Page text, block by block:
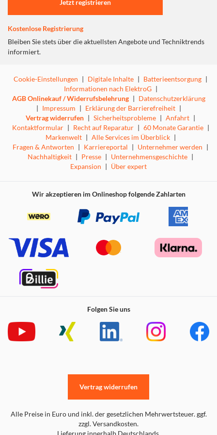
oder Sojadrinks geeignet. Das hochwertige Glasdesign
unterstreicht nicht nur seine Eleganz, sondern sorgt auch
für ein modernes, stilvolles Erscheinungsbild.
Dieser Milchaufschäumer ist ein Allrounder für warme
und kalte Milchgetränke. Mit fünf verschiedenen
Funktionen lassen sich heißer Milchschaum, warmer
Kakao oder kalte Spezialitäten wie Frappés im
Handumdrehen zubereiten. Besonders praktisch: Die
abnehmbare Glaskanne ermöglicht einen präzisen
Milchausguss, wie man ihn aus professionellen Cafés
kennt. Perfekt für Momente, in denen Sie Gäste
beeindrucken oder sich selbst verwöhnen möchten.
Jetzt registrieren
Kostenlose Registrierung
Bleiben Sie stets über die aktuellsten Angebote und Techniktrends
informiert.
Cookie-Einstellungen | Digitale Inhalte | Batterieentsorgung |
Informationen nach ElektroG |
AGB Onlinekauf / Widerrufsbelehrung | Datenschutzerklärung
| Impressum | Erklärung der Barrierefreiheit |
Vertrag widerrufen | Sicherheitsprobleme | Anfahrt |
Kontaktformular | Recht auf Reparatur | 60 Monate Garantie |
Markenwelt | Alle Services im Überblick |
Fragen & Antworten | Karriereportal | Unternehmer werden |
Nachhaltigkeit | Presse | Unternehmensgeschichte |
Expansion | Über expert
Wir akzeptieren im Onlineshop folgende Zahlarten
Folgen Sie uns
Alle Preise in Euro und inkl. der gesetzlichen Mehrwertsteuer. ggf.
zzgl. Versandkosten.
Lieferung innerhalb Deutschlands.
Vertrag widerrufen